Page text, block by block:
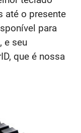
até o presente
para
e seu
que é nossa